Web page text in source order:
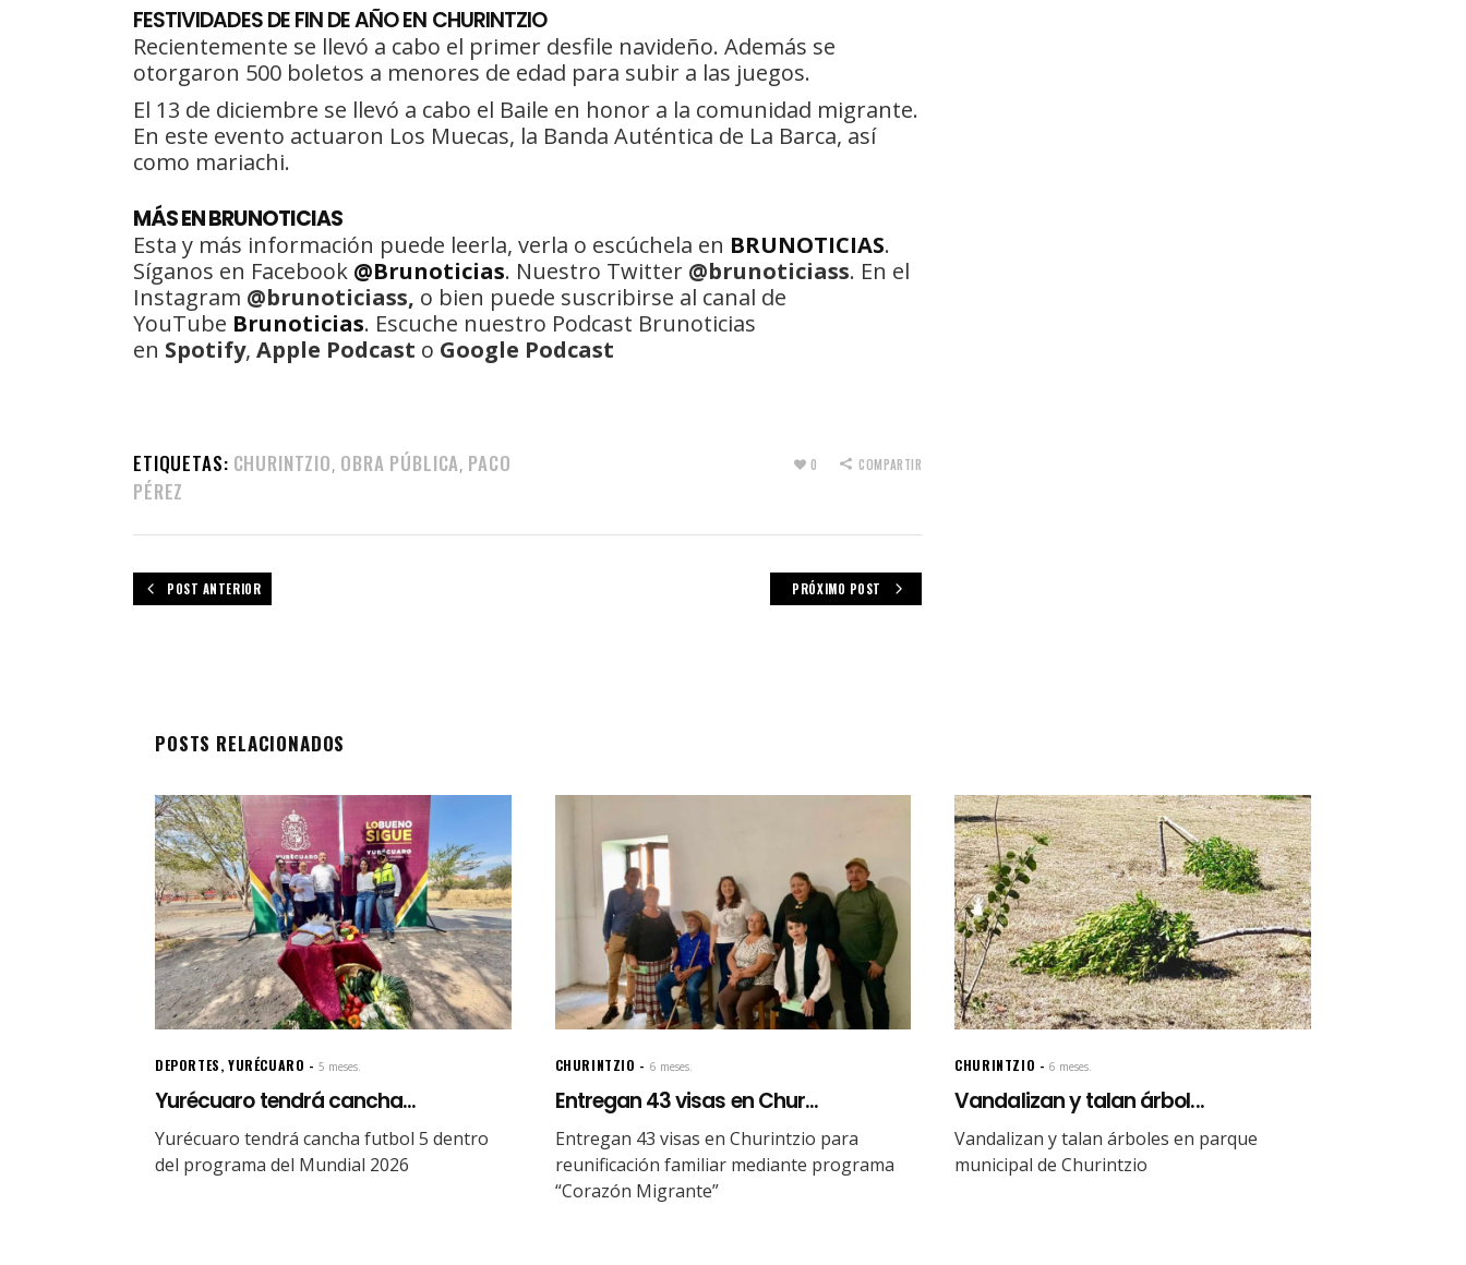
FESTIVIDADES DE FIN DE AÑO EN CHURINTZIO
Recientemente se llevó a cabo el primer desfile navideño. Además se
otorgaron 500 boletos a menores de edad para subir a las juegos.
El 13 de diciembre se llevó a cabo el Baile en honor a la comunidad migrante.
En este evento actuaron Los Muecas, la Banda Auténtica de La Barca, así
como mariachi.
MÁS EN BRUNOTICIAS
Esta y más información puede leerla, verla o escúchela en BRUNOTICIAS.
Síganos en Facebook @Brunoticias. Nuestro Twitter @brunoticiass. En el
Instagram @brunoticiass, o bien puede suscribirse al canal de
YouTube Brunoticias. Escuche nuestro Podcast Brunoticias
en Spotify, Apple Podcast o Google Podcast
ETIQUETAS: CHURINTZIO, OBRA PÚBLICA, PACO
PÉREZ
0 COMPARTIR
POST ANTERIOR PRÓXIMO POST
POSTS RELACIONADOS
DEPORTES,YURÉCUARO 5 meses.
Yurécuaro tendrá cancha...
Yurécuaro tendrá cancha futbol 5 dentro
del programa del Mundial 2026
CHURINTZIO 6 meses.
Entregan 43 visas en Chur...
Entregan 43 visas en Churintzio para
reunificación familiar mediante programa
“Corazón Migrante”
CHURINTZIO 6 meses.
Vandalizan y talan árbol...
Vandalizan y talan árboles en parque
municipal de Churintzio